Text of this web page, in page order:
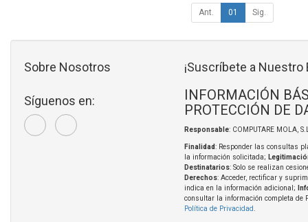
Ant. 01 Sig.
Sobre Nosotros
Síguenos en:
¡Suscríbete a Nuestro
INFORMACIÓN
PROTECCIÓN DE
Responsable: COMPUTARE MOLA,
Finalidad: Responder las consultas
la información solicitada;
Destinatarios: Solo se realizan
Derechos: Acceder, rectificar y
indica en la información adicional;
consultar la información completa de
Política de Privacidad.